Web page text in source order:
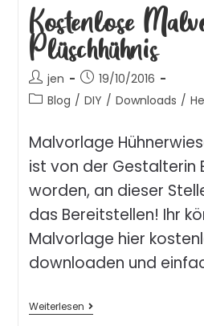
Kostenlose
Plüschhühnis
jen
19/10/2016
Blog / DIY / Downloads /
Malvorlage
ist von der Gestalterin
worden, an dieser
das Bereitstellen! Ihr
Malvorlage hier
downloaden und
Weiterlesen